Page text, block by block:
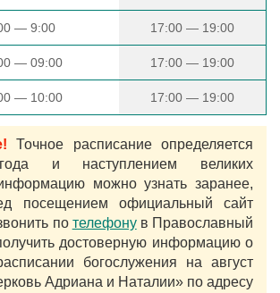
— 9:00 17:00 — 19:00
— 09:00 17:00 — 19:00
— 10:00 17:00 — 19:00
Точное расписание определяется
и наступлением великих
можно узнать заранее,
посещением официальный сайт
по телефонув Православный
достоверную информацию о
богослужения на август
Адриана и Наталии» по адресу